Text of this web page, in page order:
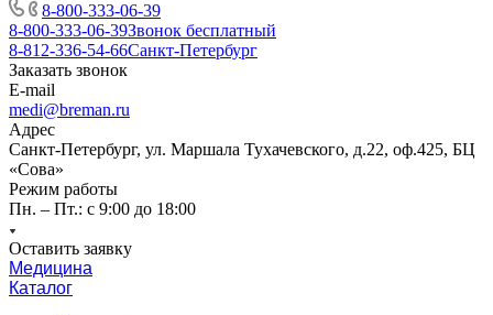
8-800-333-06-39
8-800-333-06-39Звонок бесплатный
8-812-336-54-66Санкт-Петербург
Заказать звонок
E-mail
medi@breman.ru
Адрес
Санкт-Петербург, ул. Маршала Тухачевского, д.22, оф.425, БЦ
«Сова»
Режим работы
Пн. – Пт.: с 9:00 до 18:00
Оставить заявку
Медицина
Каталог